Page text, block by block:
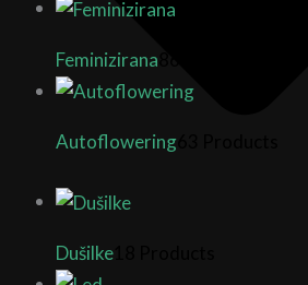
Feminizirana
Autoflowering
Dušilke